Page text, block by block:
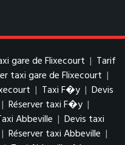
gare de Flixecourt | Tarif
taxi gare de Flixecourt |
| Taxi F�y | Devis
| Réserver taxi F�y |
Abbeville | Devis taxi
| Réserver taxi Abbeville |